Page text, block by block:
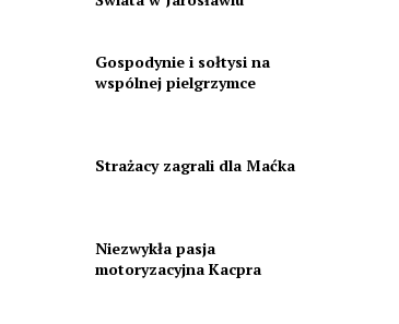
Gospodynie i sołtysi na
wspólnej pielgrzymce
Strażacy zagrali dla Maćka
Niezwykła pasja
motoryzacyjna Kacpra